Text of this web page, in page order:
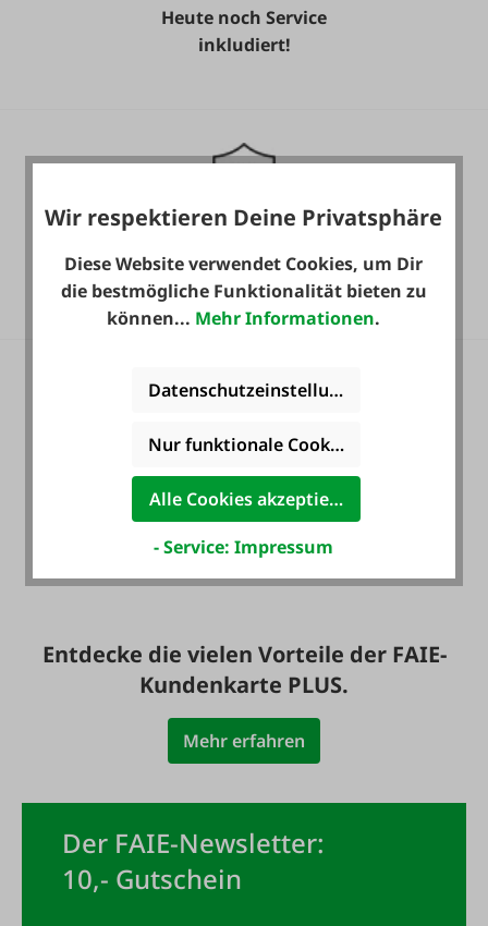
Heute noch Service
inkludiert!
Langzeit-Garantie.
Zahlung auf Wunsch
mit Rechnung - auch
Entdecke die vielen Vorteile der FAIE-
Kundenkarte PLUS.
Mehr erfahren
Der FAIE-Newsletter:
10,- Gutschein
Wir respektieren Deine Privatsphäre
Diese Website verwendet Cookies, um Dir
die bestmögliche Funktionalität bieten zu
können... Mehr Informationen.
Datenschutzeinstellungen
Nur funktionale Cookies akzeptieren
Alle Cookies akzeptieren
- Service: Impressum